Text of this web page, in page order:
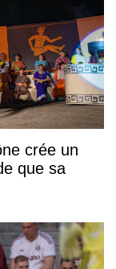
crée un
que sa